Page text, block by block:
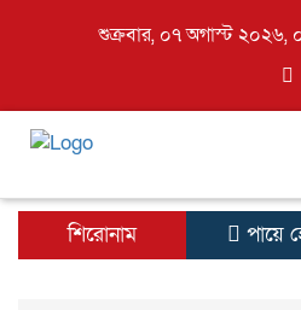
শুক্রবার, ০৭ অগাস্ট ২০২৬,
শিরোনাম
পায়ে